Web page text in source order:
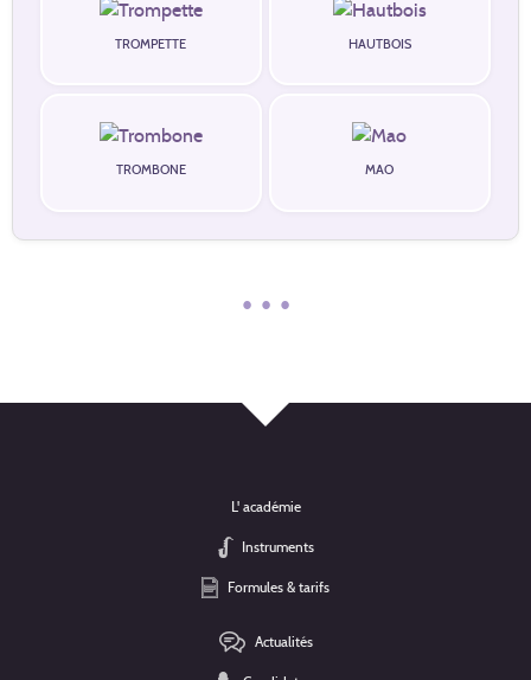
TROMPETTE HAUTBOIS
TROMBONE MAO
• • •
L' académie
Instruments
Formules & tarifs
Actualités